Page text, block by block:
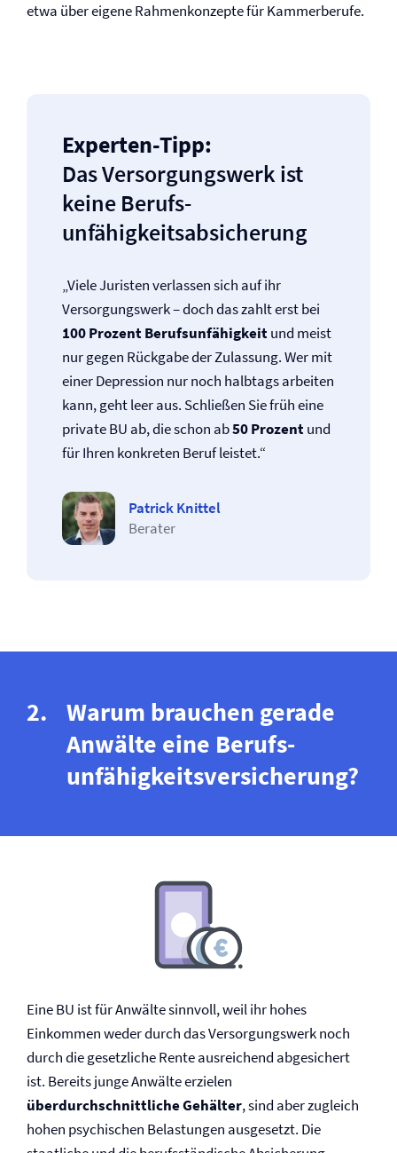
etwa über eigene Rahmenkonzepte für Kammerberufe.
Experten-Tipp:
Das Versorgungswerk ist
keine Berufs­
unfähigkeitsabsicherung
„Viele Juristen verlassen sich auf ihr
Versorgungswerk – doch das zahlt erst bei
100 Prozent Berufs­unfähigkeitund meist
nur gegen Rückgabe der Zulassung. Wer mit
einer Depression nur noch halbtags arbeiten
kann, geht leer aus. Schließen Sie früh eine
private BU ab, die schon ab50 Prozentund
für Ihren konkreten Beruf leistet.“
Patrick Knittel
Berater
Warum brauchen gerade
Anwälte eine Berufs­
unfähigkeits­versicherung?
Eine BU ist für Anwälte sinnvoll, weil ihr hohes
Einkommen weder durch das Versorgungswerk noch
durch die gesetzliche Rente ausreichend abgesichert
ist. Bereits junge Anwälte erzielen
überdurchschnittliche Gehälter, sind aber zugleich
hohen psychischen Belastungen ausgesetzt. Die